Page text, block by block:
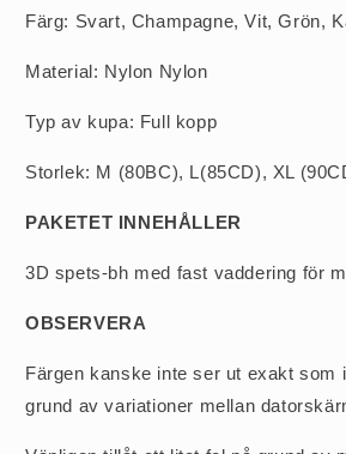
Färg: Svart, Champagne, Vit, Grön,
Material: Nylon Nylon
Typ av kupa: Full kopp
Storlek: M (80BC), L(85CD), XL
PAKETET INNEHÅLLER
3D spets-bh med fast vaddering för
OBSERVERA
Färgen kanske inte ser ut exakt som
grund av variationer mellan